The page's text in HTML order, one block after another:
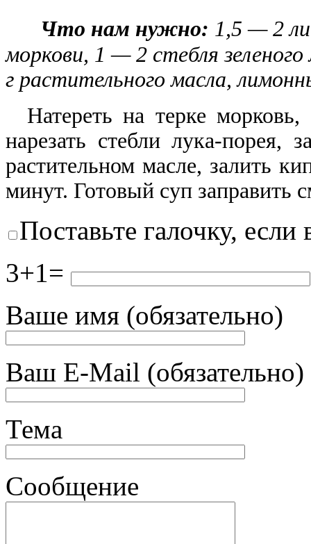
Что нам нужно: 1,5 — 2
моркови, 1 — 2 стебля зеленого
г растительного масла,
Натереть на терке морковь,
нарезать стебли лука-порея,
растительном масле, залить
минут. Готовый суп заправить
Поставьте галочку,
3+1=
Ваше имя (обязательно)
Ваш E-Mail (обязательно)
Тема
Сообщение